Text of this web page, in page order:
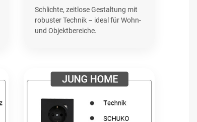
Schlichte, zeitlose Gestaltung mit
robuster Technik – ideal für Wohn-
und Objektbereiche.